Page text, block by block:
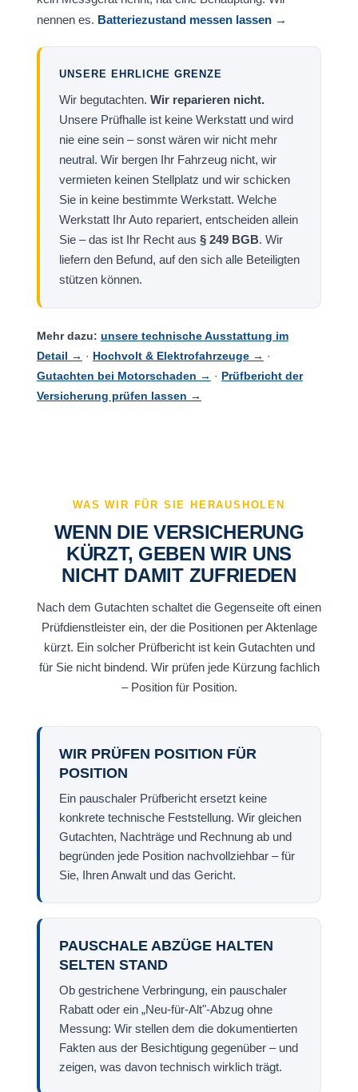
nennen es. Batteriezustand messen lassen →
UNSERE EHRLICHE GRENZE
Wir begutachten. Wir reparieren nicht.
Unsere Prüfhalle ist keine Werkstatt und wird
nie eine sein – sonst wären wir nicht mehr
neutral. Wir bergen Ihr Fahrzeug nicht, wir
vermieten keinen Stellplatz und wir schicken
Sie in keine bestimmte Werkstatt. Welche
Werkstatt Ihr Auto repariert, entscheiden allein
Sie – das ist Ihr Recht aus § 249 BGB. Wir
liefern den Befund, auf den sich alle Beteiligten
stützen können.
Mehr dazu: unsere technische Ausstattung im
Detail → · Hochvolt & Elektrofahrzeuge → ·
Gutachten bei Motorschaden → · Prüfbericht der
Versicherung prüfen lassen →
WAS WIR FÜR SIE HERAUSHOLEN
WENN DIE VERSICHERUNG
KÜRZT, GEBEN WIR UNS
NICHT DAMIT ZUFRIEDEN
Nach dem Gutachten schaltet die Gegenseite oft einen
Prüfdienstleister ein, der die Positionen per Aktenlage
kürzt. Ein solcher Prüfbericht ist kein Gutachten und
für Sie nicht bindend. Wir prüfen jede Kürzung fachlich
– Position für Position.
WIR PRÜFEN POSITION FÜR
POSITION
Ein pauschaler Prüfbericht ersetzt keine
konkrete technische Feststellung. Wir gleichen
Gutachten, Nachträge und Rechnung ab und
begründen jede Position nachvollziehbar – für
Sie, Ihren Anwalt und das Gericht.
PAUSCHALE ABZÜGE HALTEN
SELTEN STAND
Ob gestrichene Verbringung, ein pauschaler
Rabatt oder ein „Neu-für-Alt"-Abzug ohne
Messung: Wir stellen dem die dokumentierten
Fakten aus der Besichtigung gegenüber – und
zeigen, was davon technisch wirklich trägt.